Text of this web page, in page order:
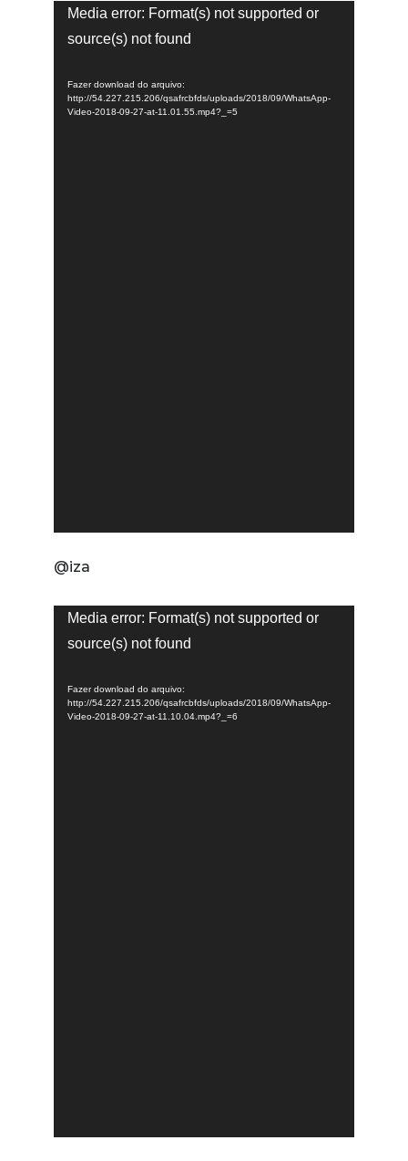
Tocador
de
Media error: Format(s) not supported or
source(s) not found
Fazer download do arquivo:
http://54.227.215.206/qsafrcbfds/uploads/2018/09/WhatsApp-
Video-2018-09-27-at-11.01.55.mp4?_=5
@iza
Tocador
de
Media error: Format(s) not supported or
source(s) not found
Fazer download do arquivo:
http://54.227.215.206/qsafrcbfds/uploads/2018/09/WhatsApp-
Video-2018-09-27-at-11.10.04.mp4?_=6